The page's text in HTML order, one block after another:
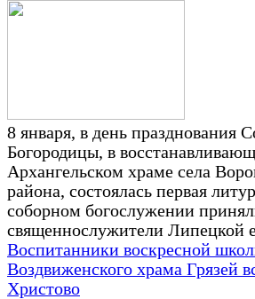
8 января, в день празднования
Богородицы, в
Архангельском храме села
района, состоялась первая
соборном богослужении
священнослужители Липецкой
Воспитанники воскресной
Воздвиженского храма Грязей
Христово